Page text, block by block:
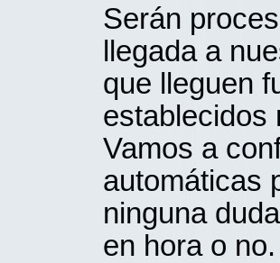
Serán
llegada a
que lleguen
establecidos
Vamos a
automáticas
ninguna
en hora o no.